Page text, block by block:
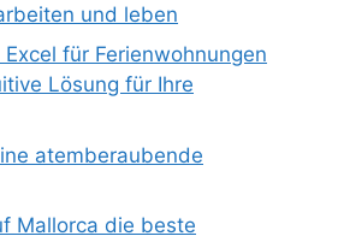
und leben
für Ferienwohnungen
Lösung für Ihre
atemberaubende
Mallorca die beste